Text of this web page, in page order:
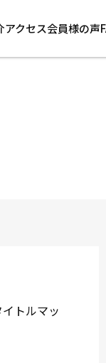
アクセス会員様の声
トルマッ